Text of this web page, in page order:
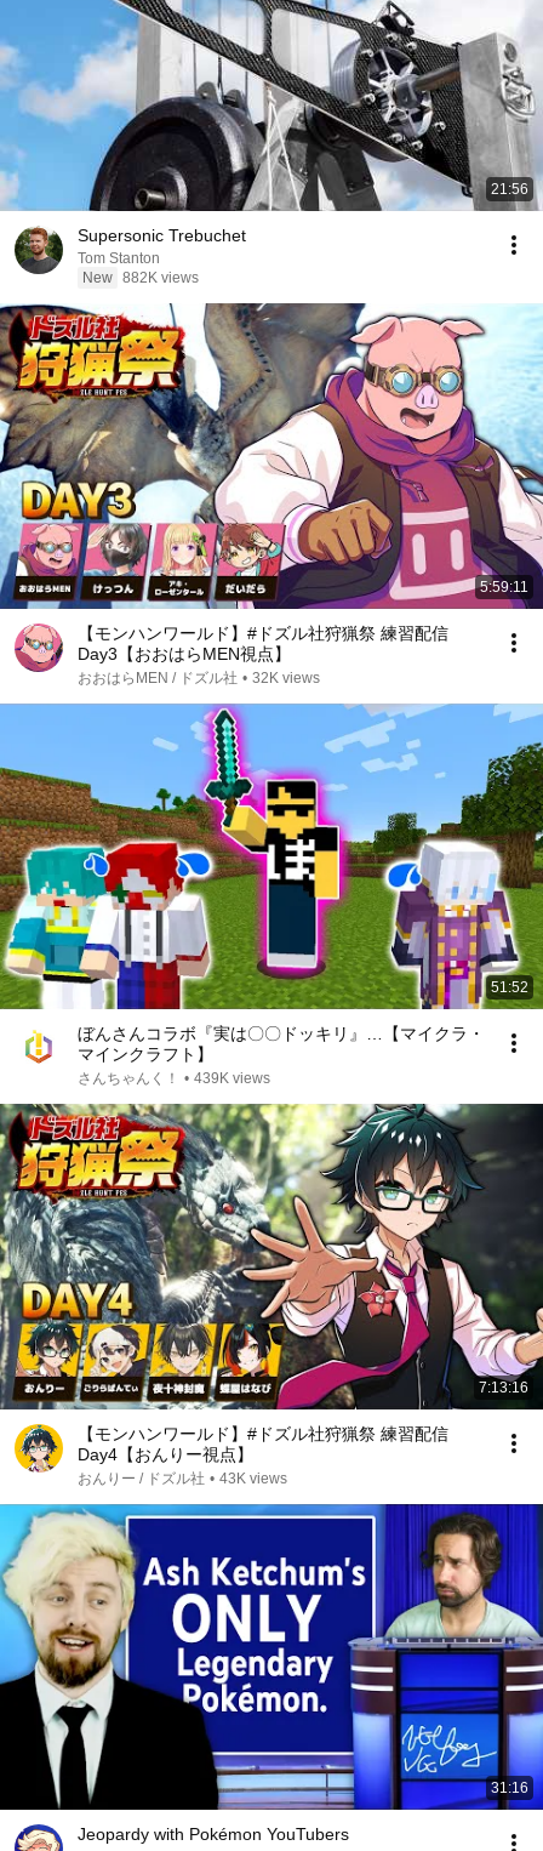
21:56
Supersonic Trebuchet
Tom Stanton
New 882K views
5:59:11
【モンハンワールド】#ドズル社狩猟祭 練習配信
Day3【おおはらMEN視点】
おおはらMEN / ドズル社 • 32K views
51:52
ぼんさんコラボ『実は〇〇ドッキリ』…【マイクラ・
マインクラフト】
さんちゃんく！ • 439K views
7:13:16
【モンハンワールド】#ドズル社狩猟祭 練習配信
Day4【おんりー視点】
おんりー / ドズル社 • 43K views
31:16
Jeopardy with Pokémon YouTubers